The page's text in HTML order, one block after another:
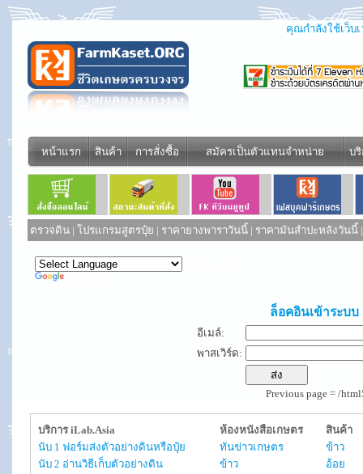
คุณกำลังใช้เว็บ
หน้าแรก สินค้า การสั่งซื้อ สมัครเป็นตัวแทนจำหน่าย บ
ตรวจดิน | โปรแกรมสูตรปุ๋ย | ราคายางพาราวันนี้ | ราคามันสำปะหลังวันนี้
ล็อคอินเข้าระบบ
อีเมล์:
พาสเวิร์ด:
Previous page = /
บริการ iLab.Asia
นับ 1 ฟอร์มส่งตัวอย่างดินหรือปุ๋ย
นับ 2 อ่านวิธีเก็บตัวอย่างดิน
ห้องหนังสือเกษตร
ทันข่าวเกษตร
ข้าว
สินค้า
ข้าว
อ้อย